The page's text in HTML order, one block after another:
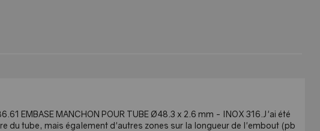
EMBASE MANCHON POUR TUBE Ø48.3 x 2.6 mm - INOX 316.J'ai été
du tube, mais également d'autres zones sur la longueur de l'embout (pb